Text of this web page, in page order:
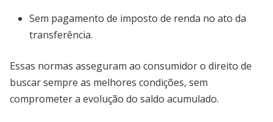
Sem pagamento de imposto de renda no ato da
transferência.
Essas normas asseguram ao consumidor o direito de
buscar sempre as melhores condições, sem
comprometer a evolução do saldo acumulado.